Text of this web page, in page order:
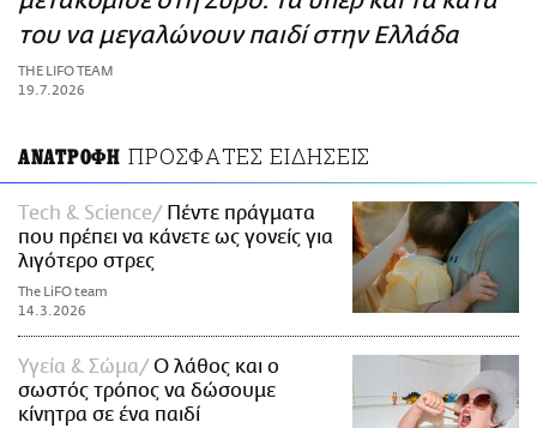
ΑΜΠΑ
PRINT
του να μεγαλώνουν παιδί στην Ελλάδα
THE LIFO TEAM
19.7.2026
ΑΝΑΤΡΟΦΗ ΠΡΟΣΦΑΤΕΣ ΕΙΔΗΣΕΙΣ
Τech & Science
Πέντε πράγματα
που πρέπει να κάνετε ως γονείς για
λιγότερο στρες
The LiFO team
14.3.2026
Υγεία & Σώμα
Ο λάθος και ο
σωστός τρόπος να δώσουμε
κίνητρα σε ένα παιδί